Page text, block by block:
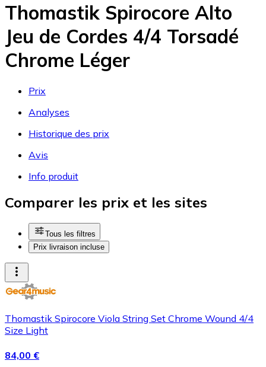
Thomastik Spirocore Alto
Jeu de Cordes 4/4 Torsadé
Chrome Léger
Prix
Analyses
Historique des prix
Avis
Info produit
Comparer les prix et les sites
Tous les filtres
Prix livraison incluse
Thomastik Spirocore Viola String Set Chrome Wound 4/4
Size Light
84,00 €